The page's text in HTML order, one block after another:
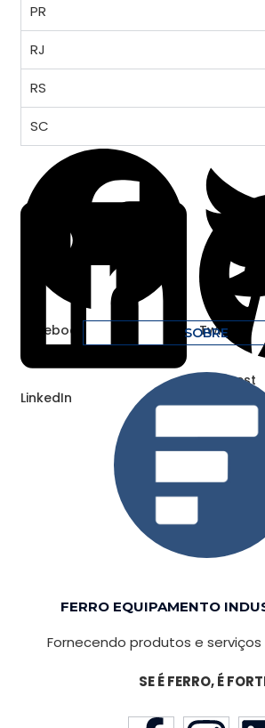
Facebook Twitter
LinkedIn
Pinterest
PR
RJ
RS
SC
SOBRE
FERRO EQUIPAMENTO
Fornecendo produtos e
SE É FERRO, É